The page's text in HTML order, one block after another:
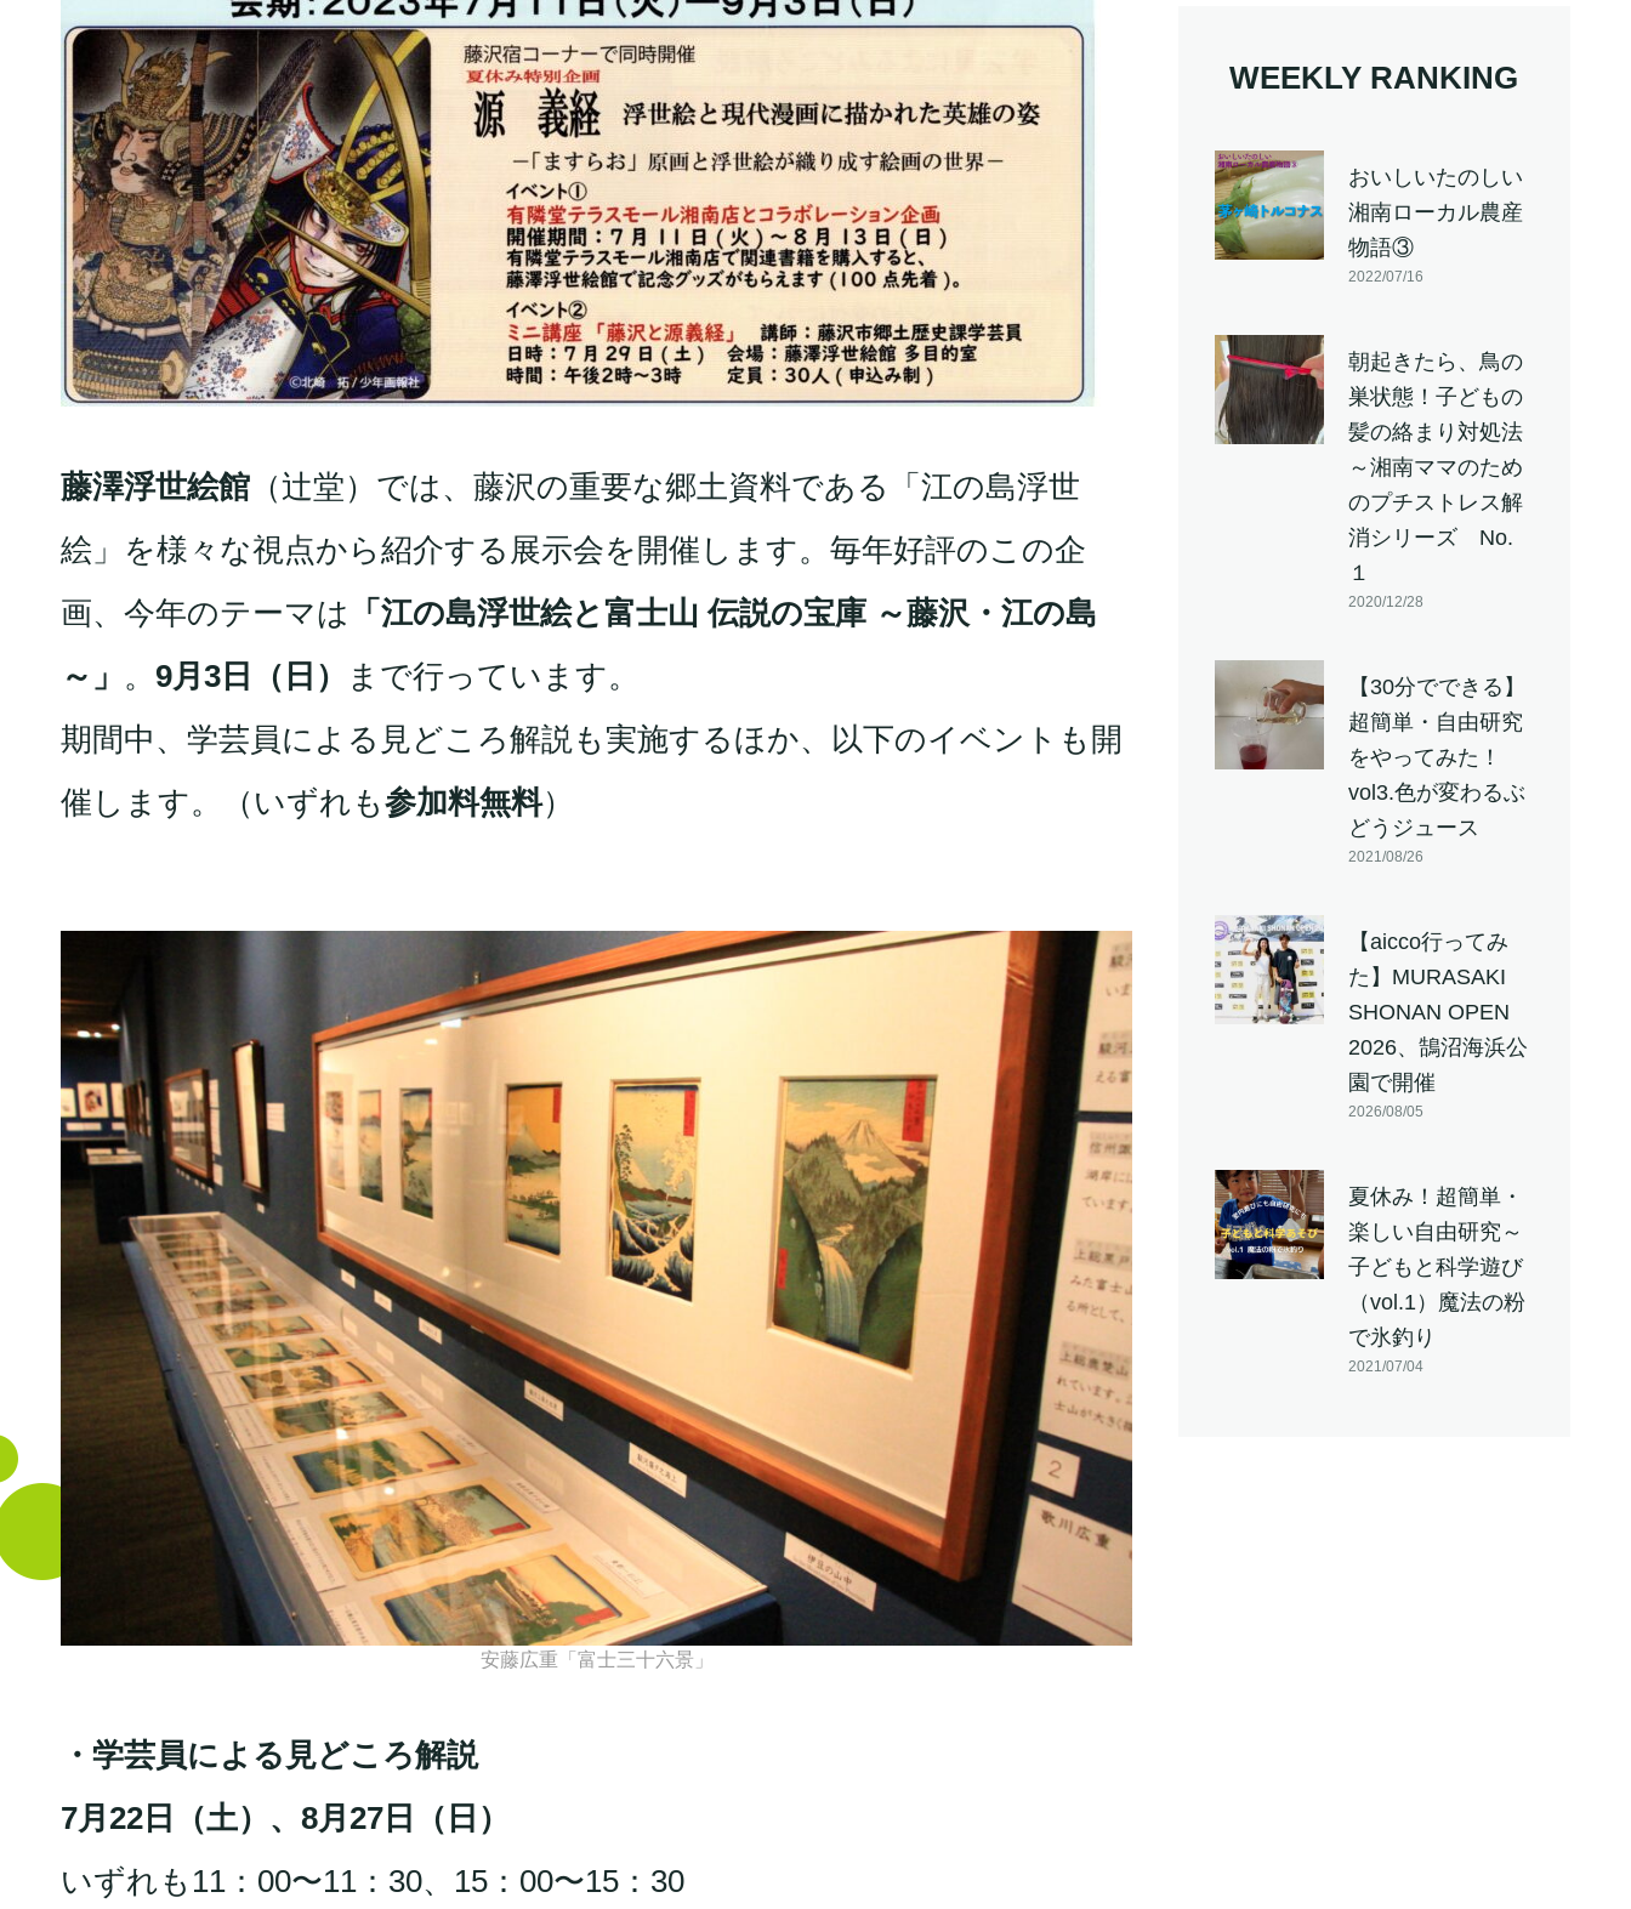
藤澤浮世絵館 （辻堂）では、藤沢の重要な郷土資料である「江の島浮世
絵」を様々な視点から紹介する展示会を開催します。毎年好評のこの企
画、今年のテーマは 「江の島浮世絵と富士山 伝説の宝庫 ～藤沢・江の島
～」 。 9月3日（日）
まで行っています。
期間中、学芸員による見どころ解説も実施するほか、以下のイベントも開
催します。（いずれも参加料無料）
安藤広重「富士三十六景」
・学芸員による見どころ解説
7月22日（土）、8月27日（日）
いずれも11：00〜11：30、15：00〜15：30
WEEKLY RANKING
おいしいたのしい
湘南ローカル農産
物語③
2022/07/16
朝起きたら、鳥の
巣状態！子どもの
髪の絡まり対処法
～湘南ママのため
のプチストレス解
消シリーズ No.
１
2020/12/28
【30分でできる】
超簡単・自由研究
をやってみた！
vol3.色が変わるぶ
どうジュース
2021/08/26
【aicco行ってみ
た】MURASAKI
SHONAN OPEN
2026、鵠沼海浜公
園で開催
2026/08/05
夏休み！超簡単・
楽しい自由研究～
子どもと科学遊び
（vol.1）魔法の粉
で氷釣り
2021/07/04